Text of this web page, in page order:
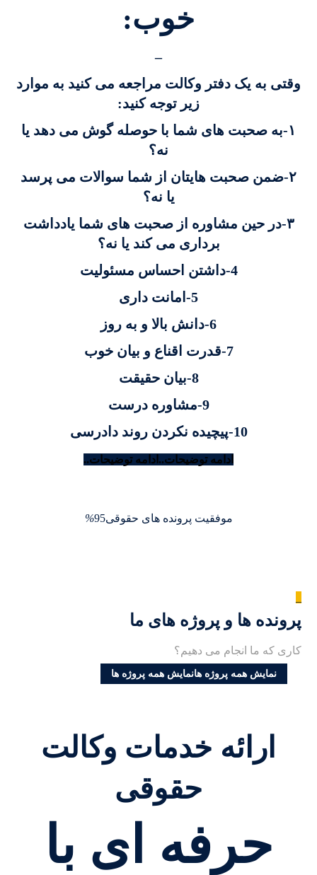
خوب:
–
وقتی به یک دفتر وکالت مراجعه می کنید به موارد
زیر توجه کنید:
۱-به صحبت های شما با حوصله گوش می دهد یا
نه؟
۲-ضمن صحبت هایتان از شما سوالات می پرسد
یا نه؟
۳-در حین مشاوره از صحبت های شما یادداشت
برداری می کند یا نه؟
4-داشتن احساس مسئولیت
5-امانت داری
6-دانش بالا و به روز
7-قدرت اقناع و بیان خوب
8-بیان حقیقت
9-مشاوره درست
10-پیچیده نکردن روند دادرسی
ادامه توضیحات.. ادامه توضیحات..
موفقیت پرونده های حقوقی95
%
پرونده ها و پروژه های ما
کاری که ما انجام می دهیم؟
نمایش همه پروژه هانمایش همه پروژه ها
ارائه خدمات وکالت
حقوقی
حرفه ای با